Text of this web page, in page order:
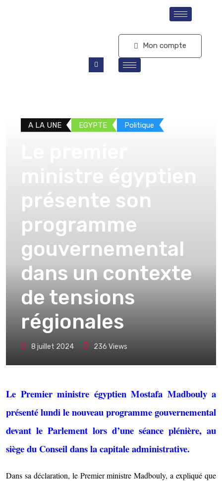
Mon compte
A LA UNE EGYPTE Politique
présente son
programme
gouvernemental
dans un contexte
de tensions
régionales
8 juillet 2024 236 Views
Le Premier ministre égyptien Mostafa Madbouly a
présenté lundi le nouveau programme gouvernemental
devant le Parlement lors d’une séance plénière, au
siège du Conseil dans la capitale administrative.
Dans sa déclaration, le Premier ministre Madbouly, a expliqué que